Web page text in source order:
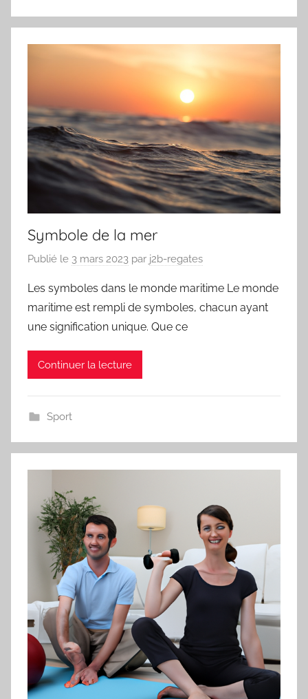
Symbole de la mer
Publié le 3 mars 2023 par j2b-regates
Les symboles dans le monde maritime Le monde
maritime est rempli de symboles, chacun ayant
une signification unique. Que ce
Continuer la lecture
Sport